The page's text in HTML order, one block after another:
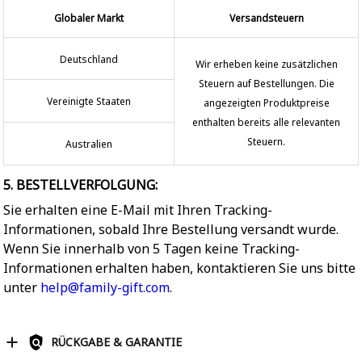
Globaler Markt Versandsteuern
Deutschland
Wir erheben keine zusätzlichen
Steuern auf Bestellungen. Die
angezeigten Produktpreise
enthalten bereits alle relevanten
Steuern.
Vereinigte Staaten
Australien
5. BESTELLVERFOLGUNG:
Sie erhalten eine E-Mail mit Ihren Tracking-
Informationen, sobald Ihre Bestellung versandt wurde.
Wenn Sie innerhalb von 5 Tagen keine Tracking-
Informationen erhalten haben, kontaktieren Sie uns bitte
unter help@family-gift.com.
RÜCKGABE & GARANTIE